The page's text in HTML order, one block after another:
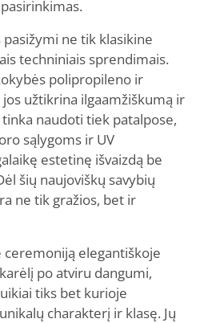
pasižymi ne tik klasikine
techniniais sprendimais.
polipropileno ir
užtikrina ilgaamžiškumą ir
naudoti tiek patalpose,
sąlygoms ir UV
estetinę išvaizdą be
šių naujoviškų savybių
ne tik gražios, bet ir
elegantiškoje
po atviru dangumi,
tiks bet kurioje
charakterį ir klasę. Jų